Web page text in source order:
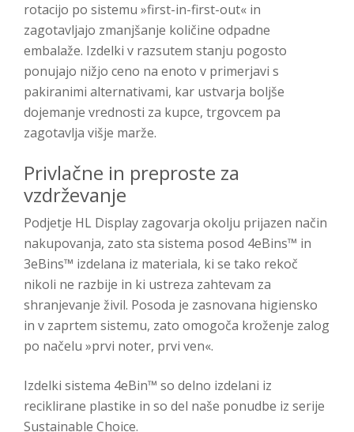
rotacijo po sistemu »first-in-first-out« in
zagotavljajo zmanjšanje količine odpadne
embalaže. Izdelki v razsutem stanju pogosto
ponujajo nižjo ceno na enoto v primerjavi s
pakiranimi alternativami, kar ustvarja boljše
dojemanje vrednosti za kupce, trgovcem pa
zagotavlja višje marže.
Privlačne in preproste za
vzdrževanje
Podjetje HL Display zagovarja okolju prijazen način
nakupovanja, zato sta sistema posod 4eBins™ in
3eBins™ izdelana iz materiala, ki se tako rekoč
nikoli ne razbije in ki ustreza zahtevam za
shranjevanje živil. Posoda je zasnovana higiensko
in v zaprtem sistemu, zato omogoča kroženje zalog
po načelu »prvi noter, prvi ven«.
Izdelki sistema 4eBin™ so delno izdelani iz
reciklirane plastike in so del naše ponudbe iz serije
Sustainable Choice.